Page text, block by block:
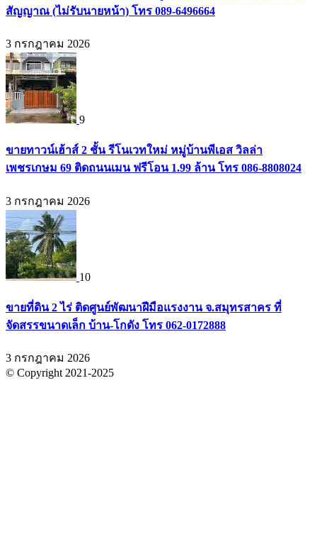
สัญญาณ (ไม่รับนายหน้า) โทร 089-6496664
3 กรกฎาคม 2026
9
ขายทาวน์เฮ้าส์ 2 ชั้น รีโนเวทใหม่ หมู่บ้านพีเอส วิลล่า
เพชรเกษม 69 ติดถนนเมน ฟรีโอน 1.99 ล้าน โทร 086-8808024
3 กรกฎาคม 2026
10
ขายที่ดิน 2 ไร่ ติดศูนย์พัฒนาฝีมือแรงงาน จ.สมุทรสาคร ที่
จัดสรรขนาดเล็ก บ้าน-โกดัง โทร 062-0172888
3 กรกฎาคม 2026
© Copyright 2021-2025